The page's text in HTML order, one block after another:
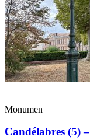
Monumen
Candélabres (5)